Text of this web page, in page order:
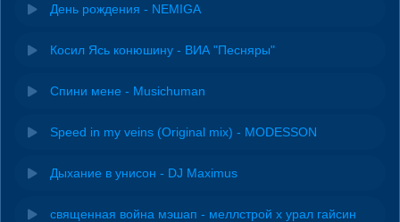
День рождения - NEMIGA
Косил Ясь конюшину - ВИА "Песняры"
Спини мене - Musichuman
Speed in my veins (Original mix) - MODESSON
Дыхание в унисон - DJ Maximus
священная война мэшап - меллстрой х урал гайсин